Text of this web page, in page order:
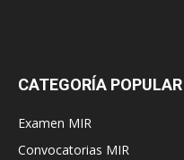
CATEGORÍA POPULAR
Examen MIR
Convocatorias MIR